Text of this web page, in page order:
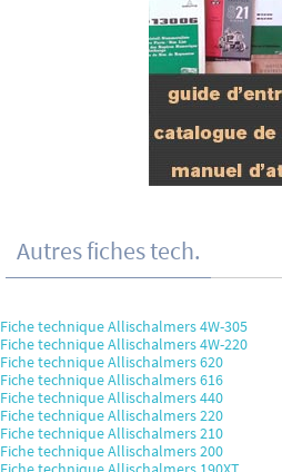
Autres fiches tech.
Fiche technique Allischalmers 4W-305
Fiche technique Allischalmers 4W-220
Fiche technique Allischalmers 620
Fiche technique Allischalmers 616
Fiche technique Allischalmers 440
Fiche technique Allischalmers 220
Fiche technique Allischalmers 210
Fiche technique Allischalmers 200